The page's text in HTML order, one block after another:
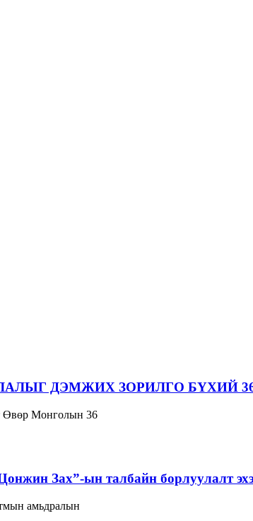
ДЭМЖИХ ЗОРИЛГО БҮХИЙ
Өвөр Монголын 36
Зах”-ын талбайн борлуулалт
амьдралын